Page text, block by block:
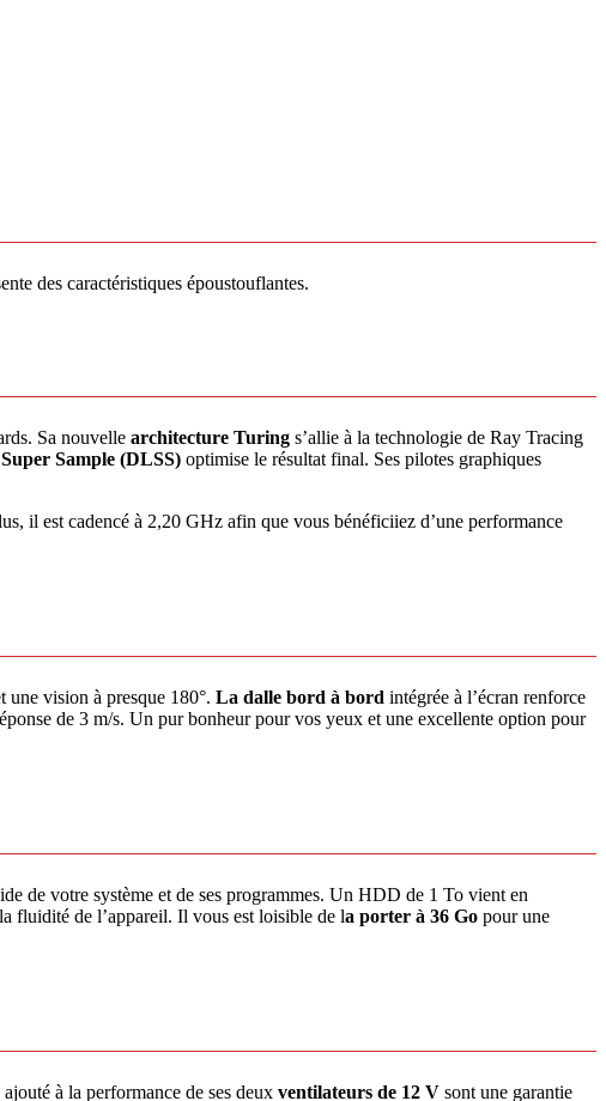
des caractéristiques époustouflantes.
Sa nouvelle architecture Turing s’allie à la technologie de Ray Tracing
Sample (DLSS) optimise le résultat final. Ses pilotes graphiques
il est cadencé à 2,20 GHz afin que vous bénéficiiez d’une performance
vision à presque 180°. La dalle bord à bord intégrée à l’écran renforce
de 3 m/s. Un pur bonheur pour vos yeux et une excellente option pour
de votre système et de ses programmes. Un HDD de 1 To vient en
fluidité de l’appareil. Il vous est loisible de la porter à 36 Go pour une
à la performance de ses deux ventilateurs de 12 V sont une garantie